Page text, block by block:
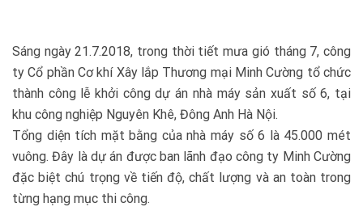
Sáng ngày 21.7.2018, trong thời tiết mưa gió tháng 7, công
ty Cổ phần Cơ khí Xây lắp Thương mại Minh Cường tổ chức
thành công lễ khởi công dự án nhà máy sản xuất số 6, tại
khu công nghiệp Nguyên Khê, Đông Anh Hà Nội.
Tổng diện tích mặt bằng của nhà máy số 6 là 45.000 mét
vuông. Đây là dự án được ban lãnh đạo công ty Minh Cường
đặc biệt chú trọng về tiến độ, chất lượng và an toàn trong
từng hạng mục thi công.